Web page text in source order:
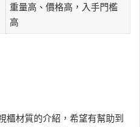
重量高、價格高，入手門檻
高
櫃材質的介紹，希望有幫助到